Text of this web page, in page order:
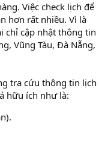
Việc check lịch để
hơn rất nhiều. Vì là
chỉ cập nhật thông tin
Vũng Tàu, Đà Nẵng,
tra cứu thông tin lịch
hữu ích như là: